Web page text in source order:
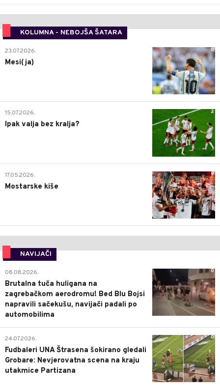
KOLUMNA - NEBOJŠA ŠATARA
0
23.07.2026.
Mesi(ja)
2
15.07.2026.
Ipak valja bez kralja?
0
17.05.2026.
Mostarske kiše
NAVIJAČI
0
08.08.2026.
Brutalna tuča huligana na
zagrebačkom aerodromu! Bed Blu Bojsi
napravili sačekušu, navijači padali po
automobilima
0
24.07.2026.
Fudbaleri UNA Štrasena šokirano gledali
Grobare: Nevjerovatna scena na kraju
utakmice Partizana